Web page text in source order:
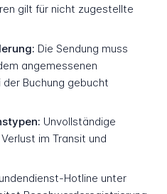
gilt für nicht zugestellte
Die Sendung muss
angemessenen
Buchung gebucht
Unvollständige
im Transit und
Hotline unter